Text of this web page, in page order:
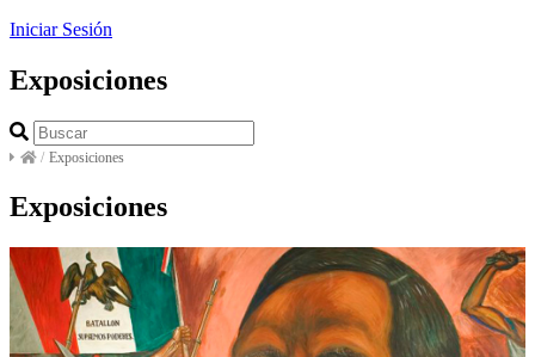
Iniciar Sesión
Exposiciones
/ Exposiciones
Exposiciones